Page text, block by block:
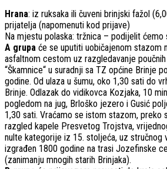
Hrana: iz ruksaka ili čuveni brinjski fažol
prijatelja (napomenuti kod prijave)
Na mjestu polaska: tržnica – podijelit ćemo
A grupa će se uputiti uobičajenom stazom
asfaltnom cestom uz razgledavanje
“Škamnice“ u suradnji sa TZ općine Brinje
godine. Od ulaza u šumu, oko 1,30 sati do
Brinje. Odlazak do vidikovca Kozjaka, 10
pogledom na jug, Brloško jezero i Gusić
1,30 sati. Vraćamo se istom stazom, preko
razgled kapele Presvetog Trojstva,
nulte kategorije iz 15. stoljeća, uz stručnog
izgrađen 1800 godine na trasi Jozefinske
(zanimanju mnogih starih Brinjaka).